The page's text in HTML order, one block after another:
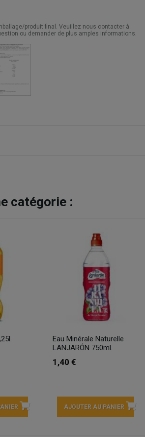
produit final. Veuillez nous contacter à
ou demander de plus amples informations.
catégorie :
Eau Minérale Naturelle
LANJARÓN 750ml.
1,40 €
AJOUTER AU PANIER